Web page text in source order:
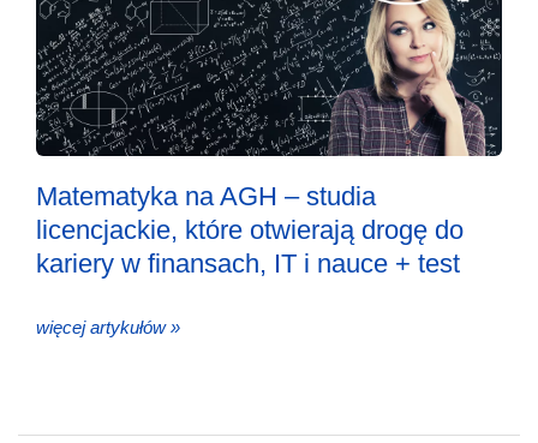
Matematyka na AGH – studia
licencjackie, które otwierają drogę do
kariery w finansach, IT i nauce + test
więcej artykułów »